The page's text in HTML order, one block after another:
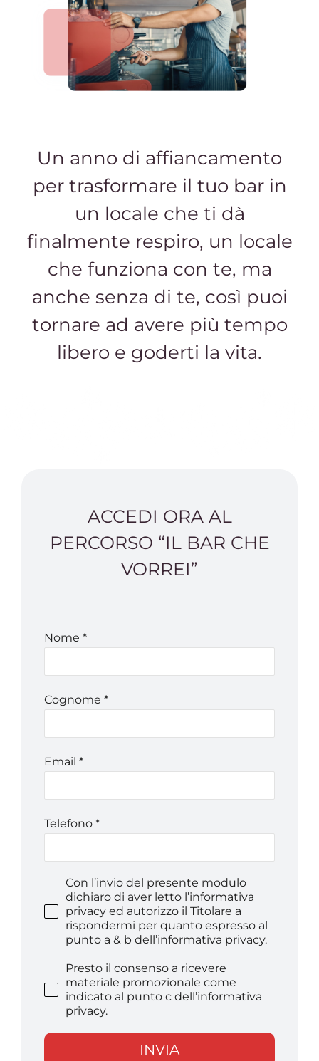
Un anno di affiancamento
per trasformare il tuo bar in
un locale che ti dà
finalmente respiro, un locale
che funziona con te, ma
anche senza di te, così puoi
tornare ad avere più tempo
libero e goderti la vita.
ACCEDI ORA AL
PERCORSO “IL BAR CHE
VORREI”
Nome *
Cognome *
Email *
Telefono *
Con l’invio del presente modulo
dichiaro di aver letto l’informativa
privacy ed autorizzo il Titolare a
rispondermi per quanto espresso al
punto a & b dell’informativa privacy.
Presto il consenso a ricevere
materiale promozionale come
indicato al punto c dell’informativa
privacy.
INVIA